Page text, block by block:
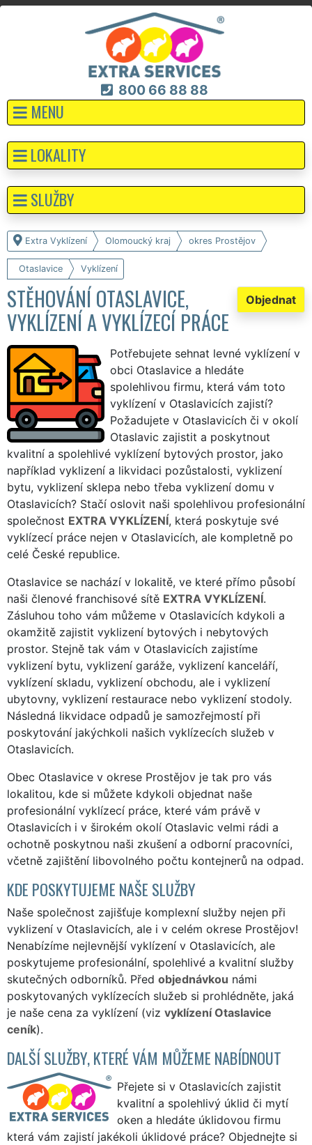
800 66 88 88
MENU
Extra Vyklízení Olomoucký kraj okres Prostějov
Otaslavice Vyklízení
Objednat
STĚHOVÁNÍ OTASLAVICE,
VYKLÍZENÍ A VYKLÍZECÍ PRÁCE
Potřebujete sehnat levné vyklízení v
obci Otaslavice a hledáte
spolehlivou firmu, která vám toto
vyklízení v Otaslavicích zajistí?
Požadujete v Otaslavicích či v okolí
Otaslavic zajistit a poskytnout
kvalitní a spolehlivé vyklízení bytových prostor, jako
například vyklizení a likvidaci pozůstalosti, vyklizení
bytu, vyklizení sklepa nebo třeba vyklizení domu v
Otaslavicích? Stačí oslovit naši spolehlivou profesionální
společnost EXTRA VYKLÍZENÍ, která poskytuje své
vyklízecí práce nejen v Otaslavicích, ale kompletně po
celé České republice.
Otaslavice se nachází v lokalitě, ve které přímo působí
naši členové franchisové sítě EXTRA VYKLÍZENÍ.
Zásluhou toho vám můžeme v Otaslavicích kdykoli a
okamžitě zajistit vyklizení bytových i nebytových
prostor. Stejně tak vám v Otaslavicích zajistíme
vyklizení bytu, vyklizení garáže, vyklizení kanceláří,
vyklízení skladu, vyklizení obchodu, ale i vyklizení
ubytovny, vyklizení restaurace nebo vyklizení stodoly.
Následná likvidace odpadů je samozřejmostí při
poskytování jakýchkoli našich vyklízecích služeb v
Otaslavicích.
Obec Otaslavice v okrese Prostějov je tak pro vás
lokalitou, kde si můžete kdykoli objednat naše
profesionální vyklízecí práce, které vám právě v
Otaslavicích i v širokém okolí Otaslavic velmi rádi a
ochotně poskytnou naši zkušení a odborní pracovníci,
včetně zajištění libovolného počtu kontejnerů na odpad.
KDE POSKYTUJEME NAŠE SLUŽBY
Naše společnost zajišťuje komplexní služby nejen při
vyklizení v Otaslavicích, ale i v celém okrese Prostějov!
Nenabízíme nejlevnější vyklízení v Otaslavicích, ale
poskytujeme profesionální, spolehlivé a kvalitní služby
skutečných odborníků. Před objednávkou námi
poskytovaných vyklízecích služeb si prohlédněte, jaká
je naše cena za vyklízení (viz vyklízení Otaslavice
ceník).
DALŠÍ SLUŽBY, KTERÉ VÁM MŮŽEME NABÍDNOUT
Přejete si v Otaslavicích zajistit
kvalitní a spolehlivý úklid či mytí
oken a hledáte úklidovou firmu
která vám zajistí jakékoli úklidové práce? Objednejte si
LOKALITY
SLUŽBY